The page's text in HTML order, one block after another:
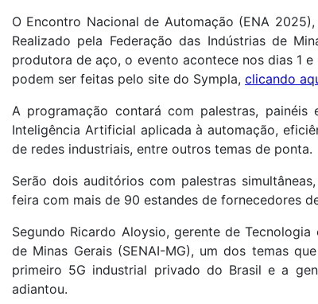
O Encontro Nacional de Automação (ENA
Realizado pela Federação das Indústrias de
produtora de aço, o evento acontece nos dias 1
podem ser feitas pelo site do Sympla, clicando
A programação contará com palestras,
Inteligência Artificial aplicada à automação,
de redes industriais, entre outros temas de ponta.
Serão dois auditórios com palestras
feira com mais de 90 estandes de fornecedores
Segundo Ricardo Aloysio, gerente de
de Minas Gerais (SENAI-MG), um dos temas
primeiro 5G industrial privado do Brasil e a
adiantou.